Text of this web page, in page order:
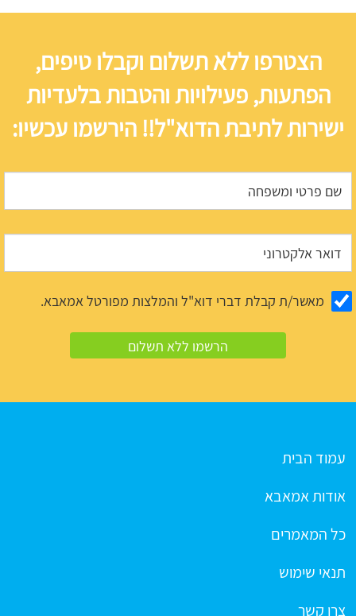
הצטרפו ללא תשלום וקבלו טיפים,
הפתעות, פעילויות והטבות בלעדיות
ישירות לתיבת הדוא"ל!! הירשמו עכשיו:
מאשר/ת קבלת דברי דוא"ל והמלצות מפורטל אמאבא.
עמוד הבית
אודות אמאבא
כל המאמרים
תנאי שימוש
צרו קשר